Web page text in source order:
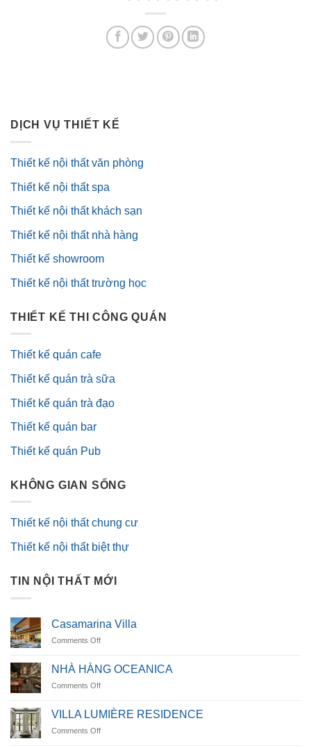
DỊCH VỤ THIẾT KẾ
Thiết kế nội thất văn phòng
Thiết kế nội thất spa
Thiết kế nội thất khách sạn
Thiết kế nội thất nhà hàng
Thiết kế showroom
Thiết kế nội thất trường học
THIẾT KẾ THI CÔNG QUÁN
Thiết kế quán cafe
Thiết kế quán trà sữa
Thiết kế quán trà đạo
Thiết kế quán bar
Thiết kế quán Pub
KHÔNG GIAN SỐNG
Thiết kế nội thất chung cư
Thiết kế nội thất biệt thự
TIN NỘI THẤT MỚI
Casamarina Villa
Comments Offon
Villa
NHÀ HÀNG OCEANICA
Comments Offon
HÀNG
OCEANICA
VILLA LUMIÈRE RESIDENCE
Comments Offon